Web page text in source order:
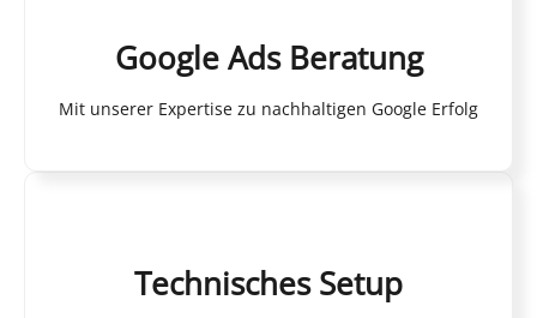
Google Ads Beratung
Mit unserer Expertise zu nachhaltigen Google Erfolg
Technisches Setup